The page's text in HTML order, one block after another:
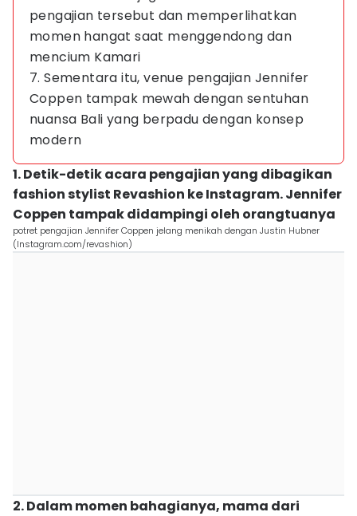
pengajian tersebut dan memperlihatkan
momen hangat saat menggendong dan
mencium Kamari
7. Sementara itu, venue pengajian Jennifer
Coppen tampak mewah dengan sentuhan
nuansa Bali yang berpadu dengan konsep
modern
1. Detik-detik acara pengajian yang dibagikan
fashion stylist Revashion ke Instagram. Jennifer
Coppen tampak didampingi oleh orangtuanya
potret pengajian Jennifer Coppen jelang menikah dengan Justin Hubner
(Instagram.com/revashion)
2. Dalam momen bahagianya, mama dari